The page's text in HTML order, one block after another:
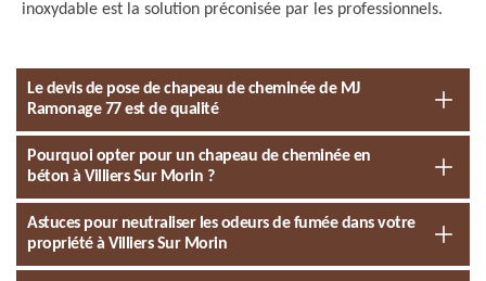
inoxydable est la solution préconisée par les professionnels.
Le devis de pose de chapeau de cheminée de MJ
Ramonage 77 est de qualité
Pourquoi opter pour un chapeau de cheminée en
béton à Villiers Sur Morin ?
Astuces pour neutraliser les odeurs de fumée dans votre
propriété à Villiers Sur Morin